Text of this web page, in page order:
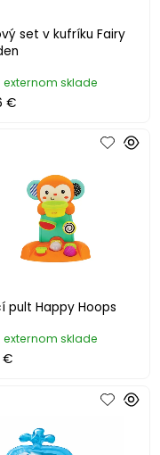
set v kufríku Fairy
externom sklade
€
pult Happy Hoops
externom sklade
€